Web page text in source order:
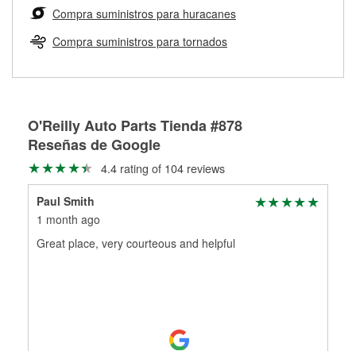
Más información sobre el Programa de Préstamo de
Herramientas de O'Reilly
medirán tus tambores o discos para determinar si pueden
ser rectificados con seguridad. Si tus tambores o discos no
pueden ser reutilizados, podemos ayudarte a encontrar las
partes de reemplazo correctas para tu reparación.
Rectificación de tambores y discos de freno
Compra suministros para huracanes
Compra suministros para tornados
O'Reilly Auto Parts Tienda #878
Reseñas de Google
4.4 rating of 104 reviews
Paul Smith
1 month ago
Great place, very courteous and helpful